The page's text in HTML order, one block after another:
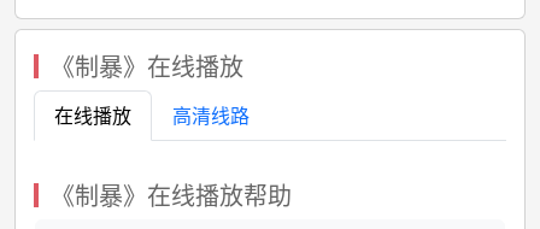
浮出水面，为姐妹也为正义，即便步步身陷险境，她仍
决意与对方死磕到底！
《制暴》在线播放
在线播放 高清线路
《制暴》在线播放帮助